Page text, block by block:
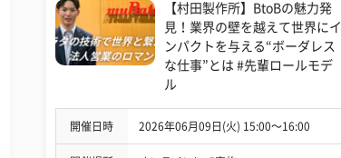
【村田製作所】BtoBの魅力発
見！業界の壁を越えて世界にイ
ンパクトを与える“ボーダレス
な仕事”とは #先輩ロールモデ
ル
開催日時 2026年06月09日(火) 15:00〜16:00